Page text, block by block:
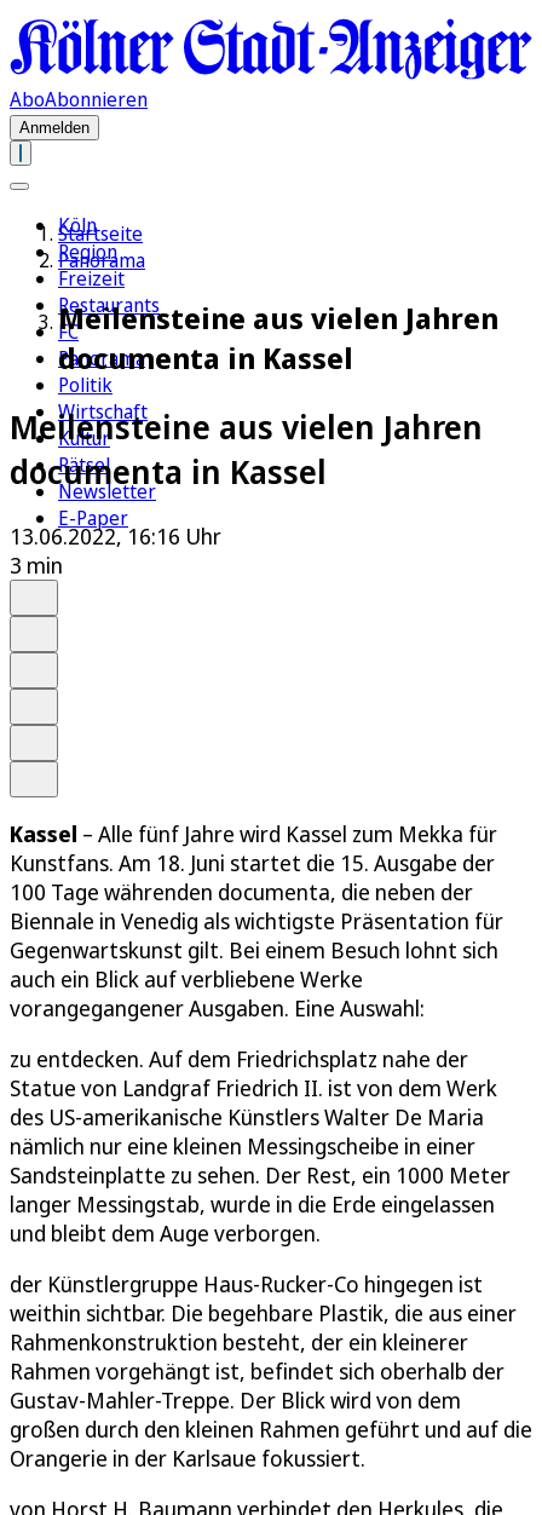
AboAbonnieren
Anmelden
Köln
Region
Freizeit
Restaurants
FC
Panorama
Politik
Wirtschaft
Kultur
Rätsel
Newsletter
E-Paper
Startseite
Panorama
Meilensteine aus vielen Jahren
documenta in Kassel
Meilensteine aus vielen Jahren
documenta in Kassel
13.06.2022, 16:16 Uhr
3 min
Kassel – Alle fünf Jahre wird Kassel zum Mekka für
Kunstfans. Am 18. Juni startet die 15. Ausgabe der
100 Tage währenden documenta, die neben der
Biennale in Venedig als wichtigste Präsentation für
Gegenwartskunst gilt. Bei einem Besuch lohnt sich
auch ein Blick auf verbliebene Werke
vorangegangener Ausgaben. Eine Auswahl:
zu entdecken. Auf dem Friedrichsplatz nahe der
Statue von Landgraf Friedrich II. ist von dem Werk
des US-amerikanische Künstlers Walter De Maria
nämlich nur eine kleinen Messingscheibe in einer
Sandsteinplatte zu sehen. Der Rest, ein 1000 Meter
langer Messingstab, wurde in die Erde eingelassen
und bleibt dem Auge verborgen.
der Künstlergruppe Haus-Rucker-Co hingegen ist
weithin sichtbar. Die begehbare Plastik, die aus einer
Rahmenkonstruktion besteht, der ein kleinerer
Rahmen vorgehängt ist, befindet sich oberhalb der
Gustav-Mahler-Treppe. Der Blick wird von dem
großen durch den kleinen Rahmen geführt und auf die
Orangerie in der Karlsaue fokussiert.
von Horst H. Baumann verbindet den Herkules, die